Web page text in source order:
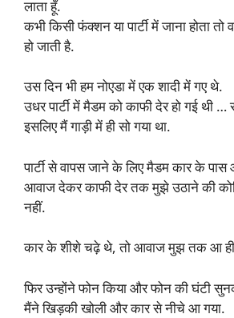
लाता हूँ.
कभी किसी फंक्शन या पार्टी में जाना होता तो
हो जाती है.
उस दिन भी हम नोएडा में एक शादी में गए थे.
उधर पार्टी में मैडम को काफी देर हो गई थी
इसलिए मैं गाड़ी में ही सो गया था.
पार्टी से वापस जाने के लिए मैडम कार के
आवाज देकर काफी देर तक मुझे उठाने की
नहीं.
कार के शीशे चढ़े थे, तो आवाज मुझ तक आ ही
फिर उन्होंने फोन किया और फोन की घंटी
मैंने खिड़की खोली और कार से नीचे आ गया.